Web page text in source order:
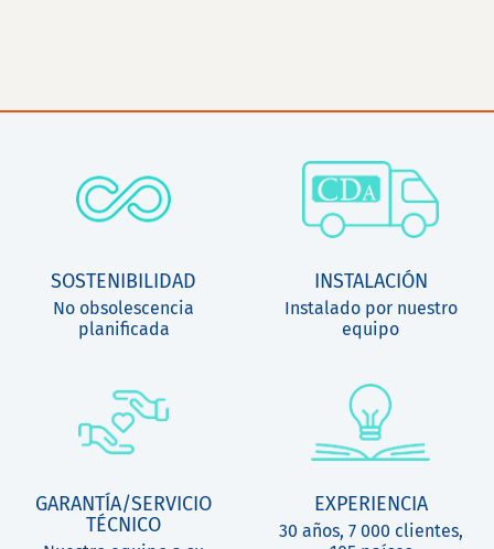
SOSTENIBILIDAD
No obsolescencia
planificada
INSTALACIÓN
Instalado por nuestro
equipo
GARANTÍA/SERVICIO
TÉCNICO
EXPERIENCIA
30 años, 7 000 clientes,